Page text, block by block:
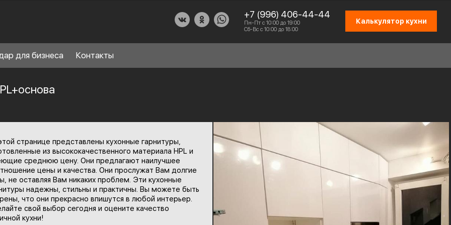
+7 (996) 406-44-44
Пн-Пт с 10:00 до 19:00
Сб-Вс с 10:00 до 18:00
Калькулятор кухни
НАШИ УСЛУГИ
СПРАВОЧНЫЙ РАЗДЕЛ
ПАРТНЕРЫ
СХЕМА РАБОТЫ
ОТЗЫВЫ КЛИЕНТОВ
ПРИСОЕДИНИТЬСЯ К КОМАНДЕ
для бизнеса Контакты
странице представлены кухонные гарнитуры,
из высококачественного материала HPL и
среднюю цену. Они предлагают наилучшее
цены и качества. Они прослужат Вам долгие
не оставляя Вам никаких проблем. Эти кухонные
надежны, стильны и практичны. Вы можете быть
что они прекрасно впишутся в любой интерьер.
свой выбор сегодня и оцените качество
кухни!